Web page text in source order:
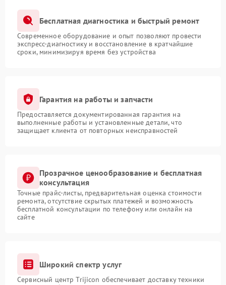
Бесплатная диагностика и быстрый ремонт
Современное оборудование и опыт позволяют провести
экспресс-диагностику и восстановление в кратчайшие
сроки, минимизируя время без устройства
Гарантия на работы и запчасти
Предоставляется документированная гарантия на
выполненные работы и установленные детали, что
защищает клиента от повторных неисправностей
Прозрачное ценообразование и бесплатная
консультация
Точные прайс-листы, предварительная оценка стоимости
ремонта, отсутствие скрытых платежей и возможность
бесплатной консультации по телефону или онлайн на
сайте
Широкий спектр услуг
Сервисный центр Trijicon обеспечивает доставку техники